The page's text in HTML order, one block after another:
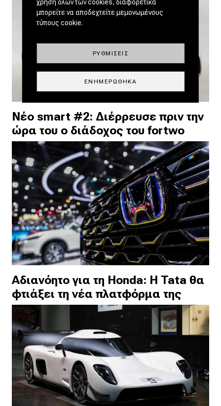
Νέο smart #2: Διέρρευσε πριν την
ώρα του ο διάδοχος του fortwo
Αδιανόητο για τη Honda: Η Tata θα
φτιάξει τη νέα πλατφόρμα της
χρήση όλων των cookies, διαφορετικά
μπορείτε να αποδεχτείτε μεμονωμένους
τύπους cookie.
ΡΥΘΜΊΣΕΙΣ
ΕΝΗΜΕΡΏΘΗΚΑ